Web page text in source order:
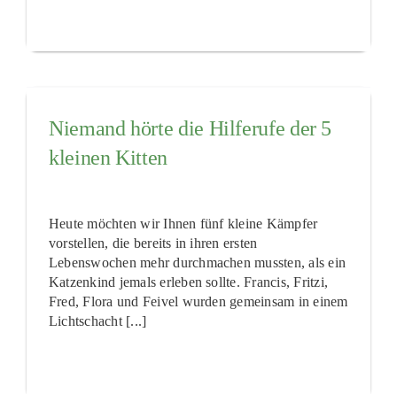
Niemand hörte die Hilferufe der 5
kleinen Kitten
Heute möchten wir Ihnen fünf kleine Kämpfer
vorstellen, die bereits in ihren ersten
Lebenswochen mehr durchmachen mussten, als ein
Katzenkind jemals erleben sollte. Francis, Fritzi,
Fred, Flora und Feivel wurden gemeinsam in einem
Lichtschacht [...]